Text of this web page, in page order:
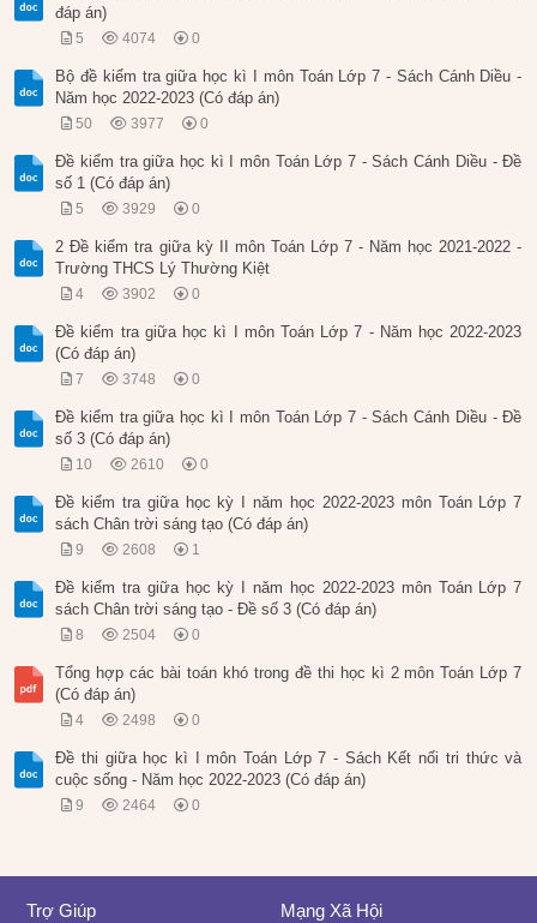
đáp án)
5 4074 0
Bộ đề kiểm tra giữa học kì I môn Toán Lớp 7 - Sách Cánh Diều -
Năm học 2022-2023 (Có đáp án)
50 3977 0
Đề kiểm tra giữa học kì I môn Toán Lớp 7 - Sách Cánh Diều - Đề
số 1 (Có đáp án)
5 3929 0
2 Đề kiểm tra giữa kỳ II môn Toán Lớp 7 - Năm học 2021-2022 -
Trường THCS Lý Thường Kiệt
4 3902 0
Đề kiểm tra giữa học kì I môn Toán Lớp 7 - Năm học 2022-2023
(Có đáp án)
7 3748 0
Đề kiểm tra giữa học kì I môn Toán Lớp 7 - Sách Cánh Diều - Đề
số 3 (Có đáp án)
10 2610 0
Đề kiểm tra giữa học kỳ I năm học 2022-2023 môn Toán Lớp 7
sách Chân trời sáng tạo (Có đáp án)
9 2608 1
Đề kiểm tra giữa học kỳ I năm học 2022-2023 môn Toán Lớp 7
sách Chân trời sáng tạo - Đề số 3 (Có đáp án)
8 2504 0
Tổng hợp các bài toán khó trong đề thi học kì 2 môn Toán Lớp 7
(Có đáp án)
4 2498 0
Đề thi giữa học kì I môn Toán Lớp 7 - Sách Kết nối tri thức và
cuộc sống - Năm học 2022-2023 (Có đáp án)
9 2464 0
Trợ Giúp Mạng Xã Hội